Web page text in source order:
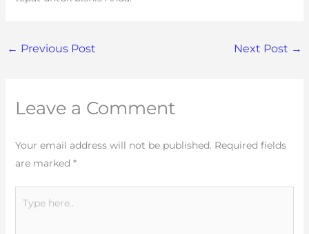
← Previous Post Next Post →
Leave a Comment
Your email address will not be published. Required fields
are marked *
here..